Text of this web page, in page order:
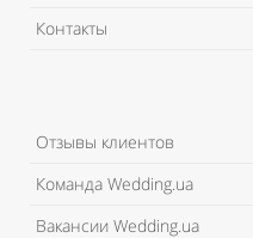
Контакты
Отзывы клиентов
Команда Wedding.ua
Вакансии Wedding.ua